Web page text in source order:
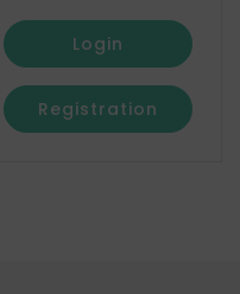
Login
Registration